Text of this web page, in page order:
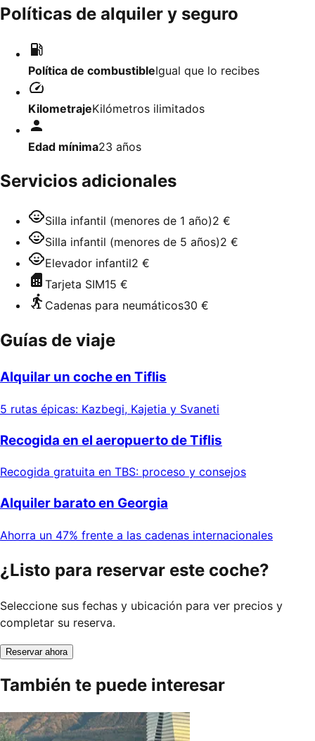
Políticas de alquiler y seguro
Política de combustibleIgual que lo recibes
KilometrajeKilómetros ilimitados
Edad mínima23 años
Servicios adicionales
Silla infantil (menores de 1 año)2 €
Silla infantil (menores de 5 años)2 €
Elevador infantil2 €
Tarjeta SIM15 €
Cadenas para neumáticos30 €
Guías de viaje
Alquilar un coche en Tiflis
5 rutas épicas: Kazbegi, Kajetia y Svaneti
Recogida en el aeropuerto de Tiflis
Recogida gratuita en TBS: proceso y consejos
Alquiler barato en Georgia
Ahorra un 47% frente a las cadenas internacionales
¿Listo para reservar este coche?
Seleccione sus fechas y ubicación para ver precios y
completar su reserva.
Reservar ahora
También te puede interesar